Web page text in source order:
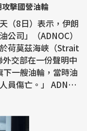
擊國營油輪
（8日）表示，伊朗
公司」（ADNOC）
荷莫茲海峽（Strait
一艘油輪，當時油
。」 ADNOC